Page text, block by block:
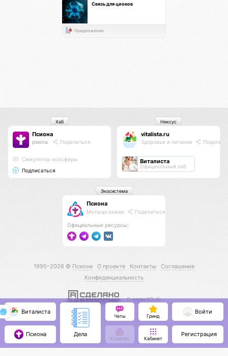
Связь для циоков
Предложение
Псиона
psiona Поделиться
Cимулятор ноосферы
Подписаться
Хаб
vitalista.ru
Здоровье и питание
Виталиста
Официальный хаб
Нексус
Псиона
Метаорганизм Поделиться
Официальные ресурсы:
Экосистема
1995–2026 © Псиона О проекте Контакты
Соглашение
Конфиденциальность
С нами КО 🕉️
Виталиста
Псиона Дела
Чаты Гринд
Кошелёк Кабинет
Войти
Регистрация